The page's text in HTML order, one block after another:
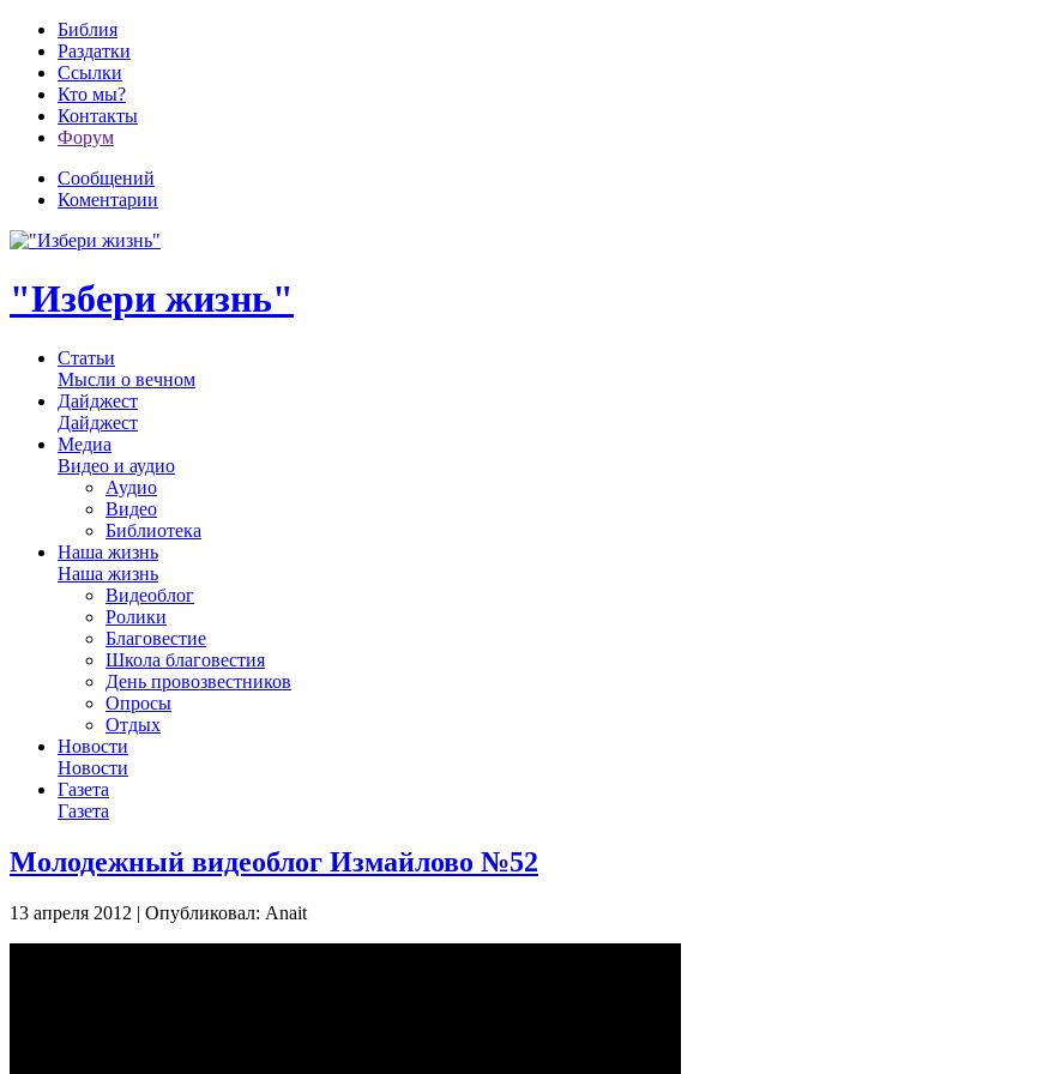
Библия
Раздатки
Ссылки
Кто мы?
Контакты
Форум
Сообщений
Коментарии
"Избери жизнь"
Статьи
Мысли о вечном
Дайджест
Дайджест
Медиа
Видео и аудио
Аудио
Видео
Библиотека
Наша жизнь
Наша жизнь
Видеоблог
Ролики
Благовестие
Школа благовестия
День провозвестников
Опросы
Отдых
Новости
Новости
Газета
Газета
Молодежный видеоблог Измайлово №52
13 апреля 2012 | Опубликовал: Anait